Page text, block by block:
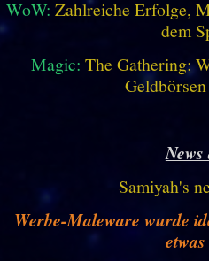
WoW: Zahlreiche Erfolge,
dem
Magic: The Gathering:
Samiyah's
Werbe-Maleware wurde